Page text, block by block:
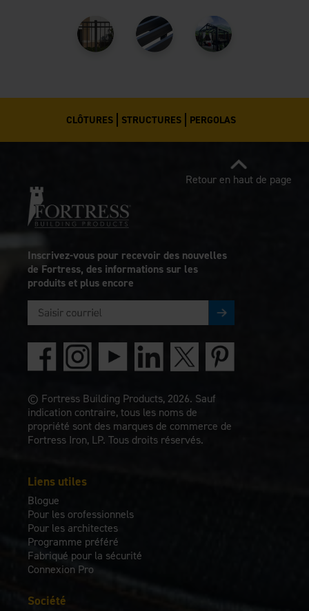
CLÔTURES STRUCTURES PERGOLAS
Liens utiles
Blogue
Pour les orofessionnels
Pour les architectes
Programme préféré
Fabriqué pour la sécurité
Connexion Pro
Société
Inscrivez-vous pour recevoir des nouvelles
de Fortress, des informations sur les
produits et plus encore
© Fortress Building Products, 2026. Sauf
indication contraire, tous les noms de
propriété sont des marques de commerce de
Fortress Iron, LP. Tous droits réservés.
Retour en haut de page